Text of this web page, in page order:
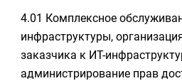
4.01 Комплексное
инфраструктуры,
заказчика к ИТ-
администрирование прав